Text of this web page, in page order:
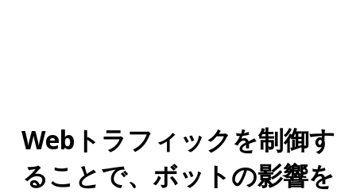
Webトラフィックを制御す
ることで、ボットの影響を